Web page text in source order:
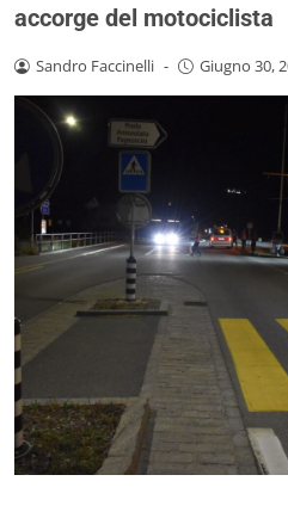
accorge del motociclista
Sandro Faccinelli - Giugno 30,